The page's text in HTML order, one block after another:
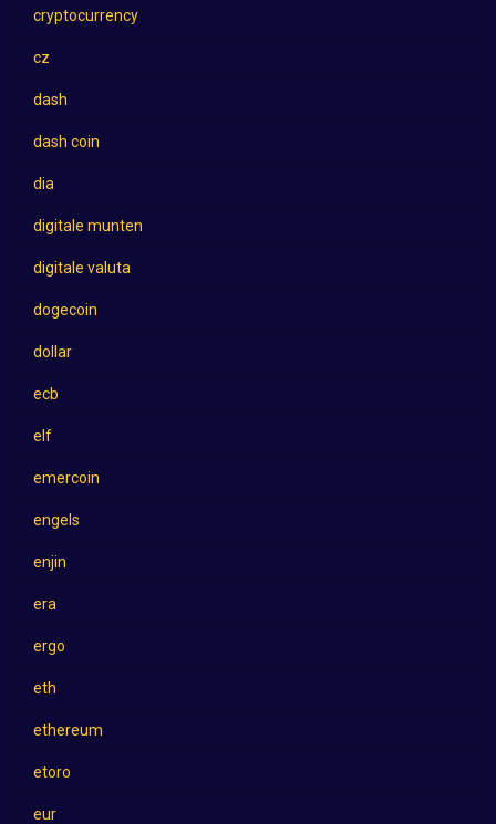
cryptocurrency
cz
dash
dash coin
dia
digitale munten
digitale valuta
dogecoin
dollar
ecb
elf
emercoin
engels
enjin
era
ergo
eth
ethereum
etoro
eur